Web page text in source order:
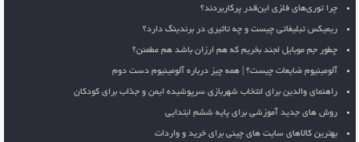
چرا توری‌های فلزی این‌قدر پرکاربردند؟
ریمیکس تبلیغاتی چیست و چه تاثیری در برندینگ دارد؟
چطور جم موبایل لجند بخریم که هم ارزان باشد هم مطمئن؟
آلومینیوم ضایعات چیست؟ | همه چیز درباره آلومینیوم دست دوم
راهنمای والدین برای انتخاب شهربازی سرپوشیده ایمن و جذاب برای کودکان
روش های جدید آموزشی برای پایه ششم ابتدایی
بهترین کالاهای سایت های چینی برای خرید و واردات